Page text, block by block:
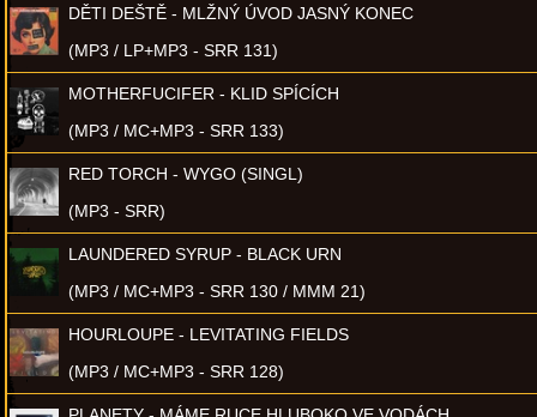
DĚTI DEŠTĚ - MLŽNÝ ÚVOD JASNÝ KONEC
(MP3 / LP+MP3 - SRR 131)
MOTHERFUCIFER - KLID SPÍCÍCH
(MP3 / MC+MP3 - SRR 133)
RED TORCH - WYGO (SINGL)
(MP3 - SRR)
LAUNDERED SYRUP - BLACK URN
(MP3 / MC+MP3 - SRR 130 / MMM 21)
HOURLOUPE - LEVITATING FIELDS
(MP3 / MC+MP3 - SRR 128)